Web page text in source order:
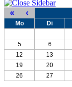
« ‹
Mo Di
5
6
12
13
19
20
26
27